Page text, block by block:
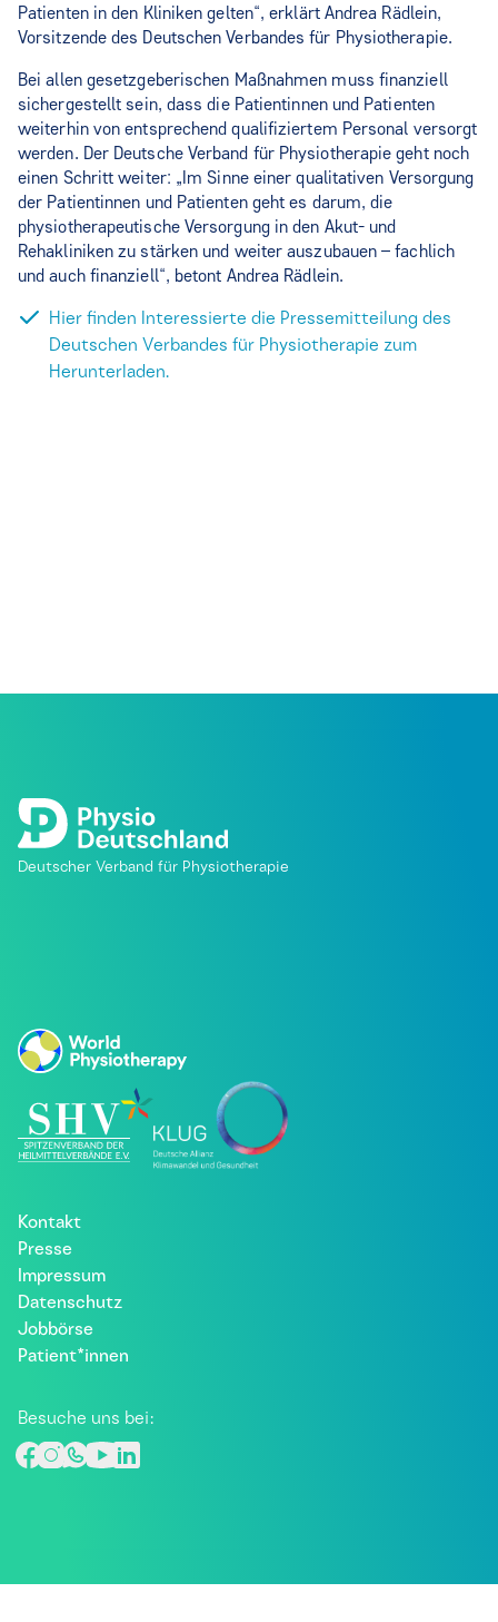
Patienten in den Kliniken gelten“, erklärt Andrea Rädlein,
Vorsitzende des Deutschen Verbandes für Physiotherapie.
Bei allen gesetzgeberischen Maßnahmen muss finanziell
sichergestellt sein, dass die Patientinnen und Patienten
weiterhin von entsprechend qualifiziertem Personal versorgt
werden. Der Deutsche Verband für Physiotherapie geht noch
einen Schritt weiter: „Im Sinne einer qualitativen Versorgung
der Patientinnen und Patienten geht es darum, die
physiotherapeutische Versorgung in den Akut- und
Rehakliniken zu stärken und weiter auszubauen – fachlich
und auch finanziell“, betont Andrea Rädlein.
Hier finden Interessierte die Pressemitteilung des
Deutschen Verbandes für Physiotherapie zum
Herunterladen.
Deutscher Verband für Physiotherapie
Kontakt
Presse
Impressum
Datenschutz
Jobbörse
Patient*innen
Besuche uns bei: